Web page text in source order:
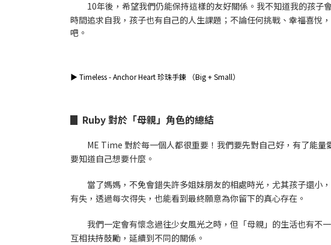
10年後，希望我們仍能保持這樣的友好關係。我不知道我的孩
時間追求自我，孩子也有自己的人生課題；不論任何挑戰、幸福喜悅
吧。
▶ Timeless - Anchor Heart 珍珠手鍊 （Big + Small）
▊ Ruby 對於「母親」角色的總結
ME Time 對於每一個人都很重要！我們要先對自己好，有了能
要知道自己想要什麼。
當了媽媽，不免會錯失許多姐妹朋友的相處時光，尤其孩子還小
有失，透過每次得失，也能看到最終願意為你留下的真心存在。
我們一定會有懷念過往少女風光之時，但「母親」的生活也有不
互相扶持鼓勵，延續到不同的關係。